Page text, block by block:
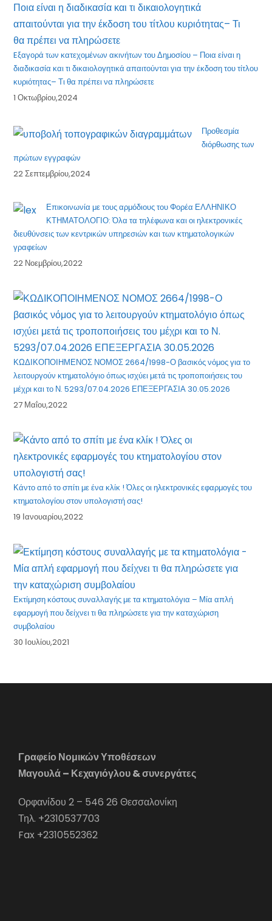
Eξαγορά των κατεχομένων ακινήτων του Δημοσίου – Ποια είναι η
διαδικασία και τι δικαιολογητικά απαιτούνται για την έκδοση του τίτλου
κυριότητας– Τι θα πρέπει να πληρώσετε
1 Οκτωβρίου,2024
Προθεσμία
διόρθωσης των
πρώτων εγγραφών
22 Σεπτεμβρίου,2024
Επικοινωνία με τους αρμόδιους του Φορέα ΕΛΛΗΝΙΚΟ
ΚΤΗΜΑΤΟΛΟΓΙΟ: Όλα τα τηλέφωνα και οι ηλεκτρονικές
διευθύνσεις των κεντρικών υπηρεσιών και των κτηματολογικών
γραφείων
22 Νοεμβρίου,2022
ΚΩΔΙΚΟΠΟΙΗΜΕΝΟΣ ΝΟΜΟΣ 2664/1998-Ο βασικός νόμος για το
λειτουργούν κτηματολόγιο όπως ισχύει μετά τις τροποποιήσεις του
μέχρι και το Ν. 5293/07.04.2026 ΕΠΕΞΕΡΓΑΣΙΑ 30.05.2026
27 Μαΐου,2022
Κάντο από το σπίτι με ένα κλίκ ! Όλες οι ηλεκτρονικές εφαρμογές του
κτηματολογίου στον υπολογιστή σας!
19 Ιανουαρίου,2022
Εκτίμηση κόστους συναλλαγής με τα κτηματολόγια – Μία απλή
εφαρμογή που δείχνει τι θα πληρώσετε για την καταχώριση
συμβολαίου
30 Ιουλίου,2021
Γραφείο Νομικών Υποθέσεων
Μαγουλά – Κεχαγιόγλου & συνεργάτες
Ορφανίδου 2 – 546 26 Θεσσαλονίκη
Τηλ. +2310537703
Fax +2310552362